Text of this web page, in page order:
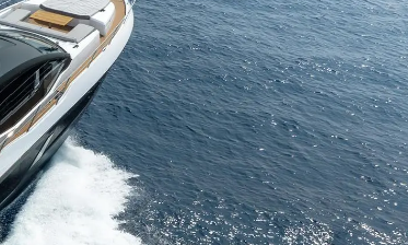
Die Firma
Brokerage
Bootscharter
Neuigkeiten
Veranstaltungen
Innovation